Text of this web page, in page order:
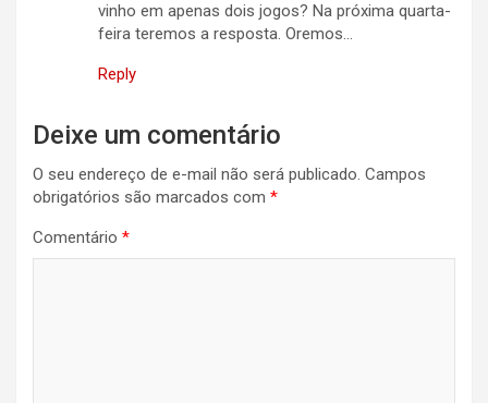
vinho em apenas dois jogos? Na próxima quarta-
feira teremos a resposta. Oremos…
Reply
Deixe um comentário
O seu endereço de e-mail não será publicado. Campos
obrigatórios são marcados com *
Comentário *